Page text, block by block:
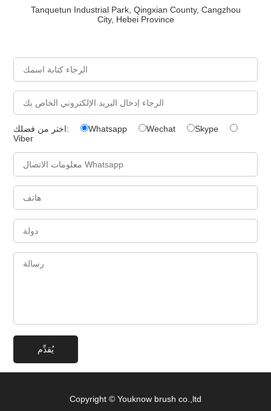
Tanquetun Industrial Park, Qingxian County, Cangzhou
City, Hebei Province
اختر من فضلك: Whatsapp Wechat
Skype
Viber
Copyright © Youknow brush co.,ltd